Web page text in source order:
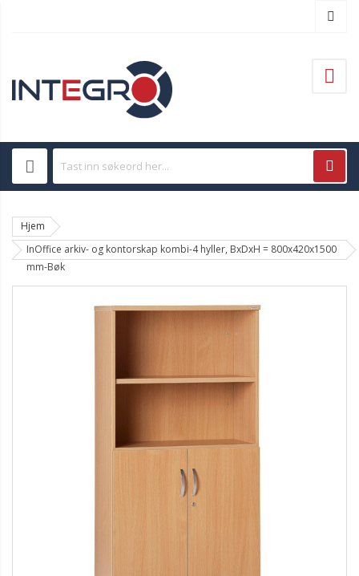
Hjem
InOffice arkiv- og kontorskap kombi-4 hyller, BxDxH = 800x420x1500
mm-Bøk